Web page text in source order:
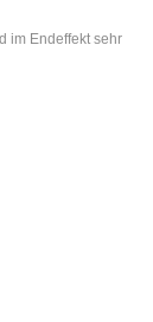
im Endeffekt sehr